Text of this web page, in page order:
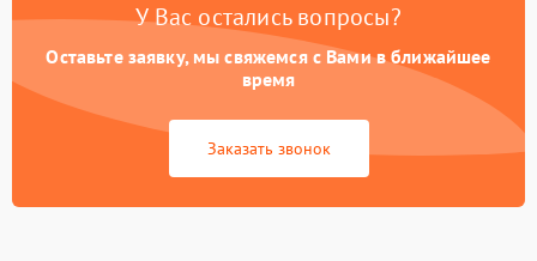
У Вас остались вопросы?
Оставьте заявку, мы свяжемся с Вами в ближайшее
время
Заказать звонок